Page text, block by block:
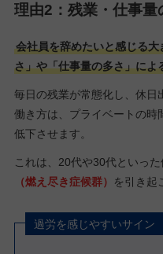
理由2：残業・仕事
会社員を辞めたいと感じる
さ」や「仕事量の多さ」によ
毎日の残業が常態化し、休日
働き方は、プライベートの時
低下させます。
これは、20代や30代といった
（燃え尽き症候群）
を引き起
過労を感じやすいサイン